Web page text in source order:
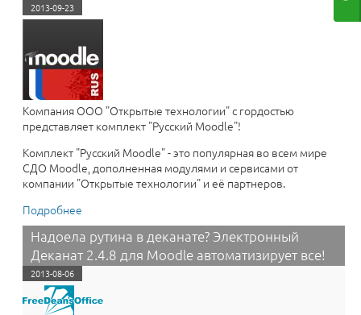
2013-09-23
Компания ООО "Открытые технологии" с гордостью
представляет комплект "Русский Moodle"!
Комплект "Русский Moodle" - это популярная во всем мире
СДО Moodle, дополненная модулями и сервисами от
компании "Открытые технологии" и её партнеров.
Подробнее
Moodle): Расширенный MOODLE с модулями от
Открытых Технологий
Надоела рутина в деканате? Электронный
Деканат 2.4.8 для Moodle автоматизирует все!
2013-08-06